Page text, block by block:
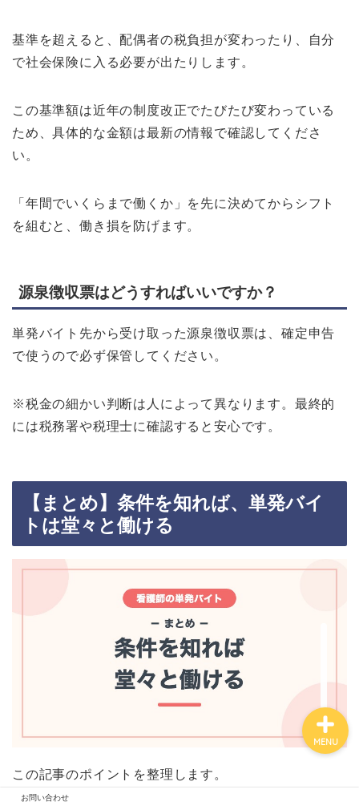
基準を超えると、配偶者の税負担が変わったり、自分
で社会保険に入る必要が出たりします。
この基準額は近年の制度改正でたびたび変わっている
ため、具体的な金額は最新の情報で確認してくださ
い。
「年間でいくらまで働くか」を先に決めてからシフト
を組むと、働き損を防げます。
源泉徴収票はどうすればいいですか？
単発バイト先から受け取った源泉徴収票は、確定申告
で使うので必ず保管してください。
※税金の細かい判断は人によって異なります。最終的
には税務署や税理士に確認すると安心です。
【まとめ】条件を知れば、単発バイ
トは堂々と働ける
この記事のポイントを整理します。
お問い合わせ
MENU
お問い合わせ